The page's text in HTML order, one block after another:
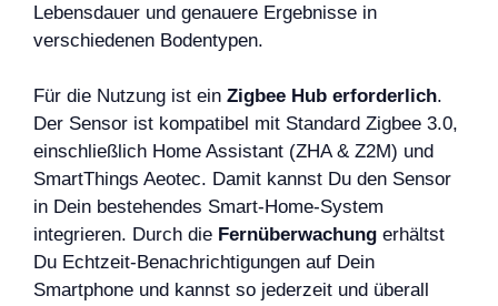
Lebensdauer und genauere Ergebnisse in
verschiedenen Bodentypen.
Für die Nutzung ist ein Zigbee Hub erforderlich.
Der Sensor ist kompatibel mit Standard Zigbee 3.0,
einschließlich Home Assistant (ZHA & Z2M) und
SmartThings Aeotec. Damit kannst Du den Sensor
in Dein bestehendes Smart-Home-System
integrieren. Durch die Fernüberwachung erhältst
Du Echtzeit-Benachrichtigungen auf Dein
Smartphone und kannst so jederzeit und überall